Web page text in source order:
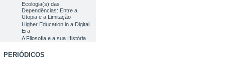
Ecologia(s) das
Dependências: Entre a
Utopia e a Limitação
Higher Education in a Digital
Era
A Filosofia e a sua História
PERIÓDICOS